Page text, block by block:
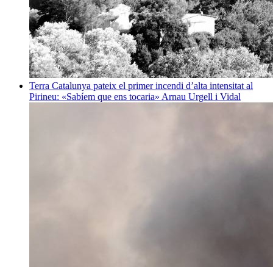
Terra Catalunya pateix el primer incendi d’alta intensitat al
Pirineu: «Sabíem que ens tocaria» Arnau Urgell i Vidal